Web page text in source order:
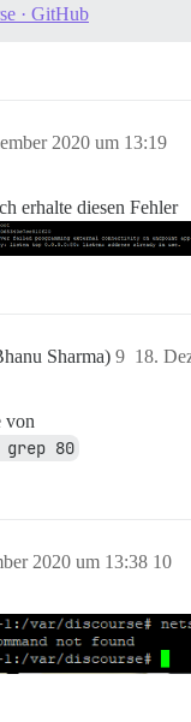
· GitHub
2020 um 13:19
erhalte diesen Fehler
Sharma) 18.
9
von
80
2020 um 13:38 10